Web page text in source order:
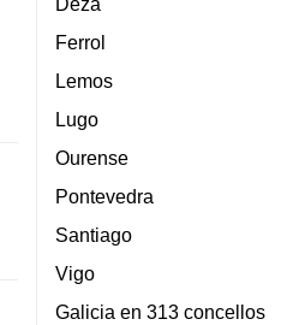
Ferrol
Lemos
Lugo
Ourense
Pontevedra
Santiago
Vigo
Galicia en 313 concellos